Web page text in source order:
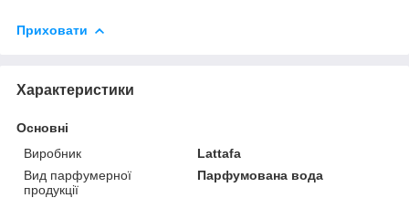
Приховати
Характеристики
Основні
Виробник
Lattafa
Вид парфумерної
продукції
Парфумована вода